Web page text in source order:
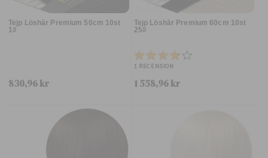
Tejp Löshår Premium 50cm 10st
1#
830,96 kr
Tejp Löshår Premium 60cm 10st
25#
1 RECENSION
1 558,96 kr